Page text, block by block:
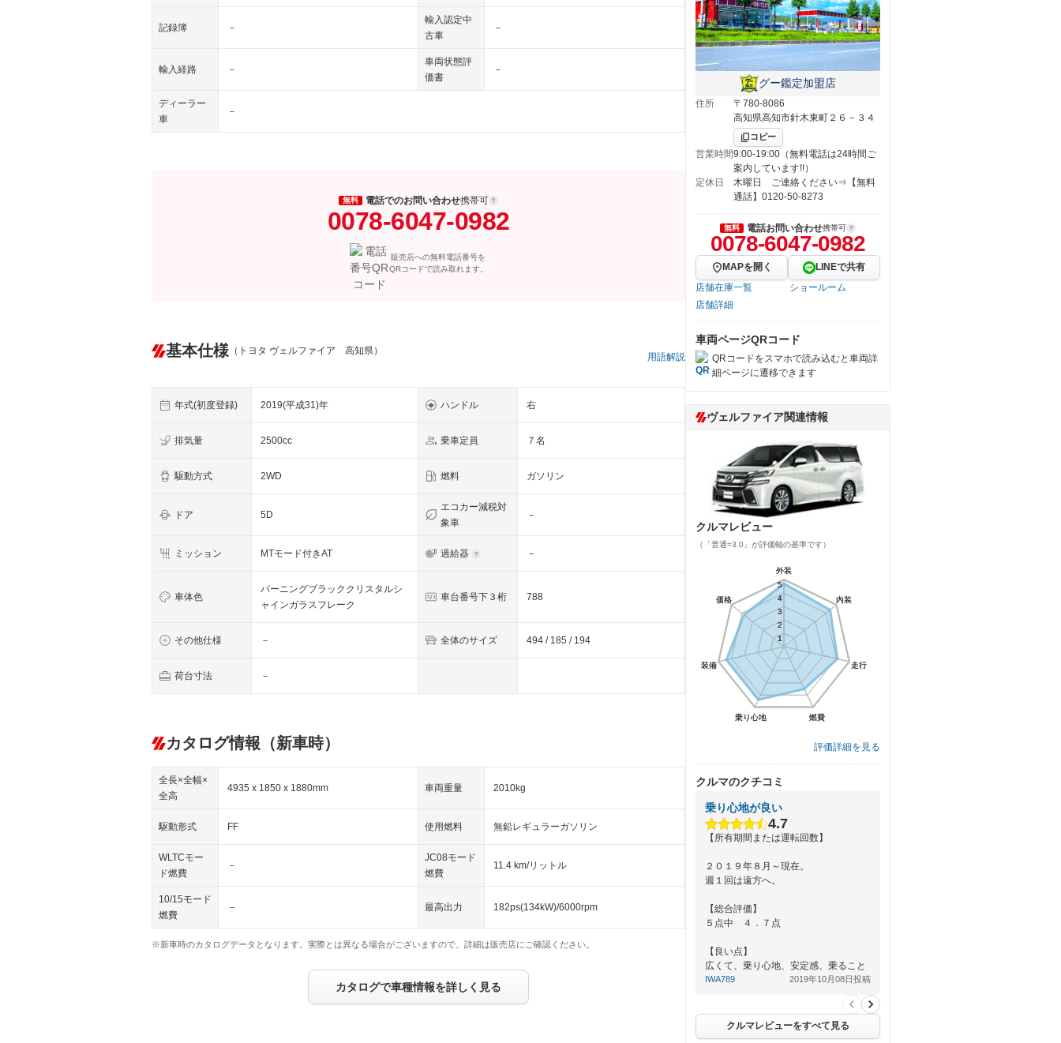
記録簿 －
輸入認定中
古車
－
輸入経路 －
車両状態評
価書
－
ディーラー
車
－
無料 電話でのお問い合わせ携帯可
0078-6047-0982
販売店への無料電話番号を
QRコードで読み取れます。
基本仕様 （トヨタ ヴェルファイア 高知県）
用語解説
年式(初度登録) 2019(平成31)年 ハンドル 右
排気量 2500cc 乗車定員 ７名
駆動方式 2WD 燃料 ガソリン
ドア 5D
エコカー減税対
象車
－
ミッション MTモード付きAT 過給器 －
車体色
バーニングブラッククリスタルシ
ャインガラスフレーク
車台番号下３桁 788
その他仕様 － 全体のサイズ 494 / 185 / 194
荷台寸法 －
カタログ情報（新車時）
全長×全幅×
全高
4935 x 1850 x 1880mm 車両重量 2010kg
駆動形式 FF 使用燃料 無鉛レギュラーガソリン
WLTCモー
ド燃費
－
JC08モード
燃費
11.4 km/リットル
10/15モード
燃費
－ 最高出力 182ps(134kW)/6000rpm
※新車時のカタログデータとなります。実際とは異なる場合がございますので、詳細は販売店にご確認ください。
カタログで車種情報を詳しく見る
グー鑑定加盟店
住所
〒780-8086
高知県高知市針木東町２６－３４
コピー
営業時間9:00-19:00（無料電話は24時間ご
案内しています!!）
定休日
木曜日 ご連絡ください⇒【無料
通話】0120-50-8273
無料 電話お問い合わせ携帯可
0078-6047-0982
MAPを開く
LINEで共有
店舗在庫一覧
ショールーム
店舗詳細
車両ページQRコード
QRコードをスマホで読み込むと車両詳
細ページに遷移できます
ヴェルファイア関連情報
クルマレビュー
（「普通=3.0」が評価軸の基準です）
外装
内装
走行
燃費
乗り心地
装備
価格
1
2
3
4
5
外装
内装
走行
燃費
乗り心地
装備
価格
1
2
3
4
5
評価詳細を見る
クルマのクチコミ
乗り心地が良い
4.7
【所有期間または運転回数】
２０１９年８月～現在。
週１回は遠方へ。
【総合評価】
５点中 ４．７点
【良い点】
広くて、乗り心地、安定感、乗ること
に関してはとても良い
燃費がもう少し伸びてほし…
IWA789 2019年10月08日投稿
クルマレビューをすべて見る